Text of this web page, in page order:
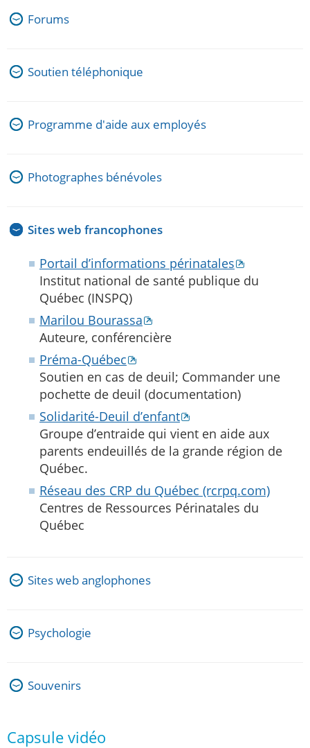
Forums
Soutien téléphonique
Programme d'aide aux employés
Photographes bénévoles
Sites web francophones
Portail d’informations périnatales
Institut national de santé publique du
Québec (INSPQ)
Marilou Bourassa
Auteure, conférencière
Préma-Québec
Soutien en cas de deuil; Commander une
pochette de deuil (documentation)
Solidarité-Deuil d’enfant
Groupe d’entraide qui vient en aide aux
parents endeuillés de la grande région de
Québec.
Réseau des CRP du Québec (rcrpq.com)
Centres de Ressources Périnatales du
Québec
Sites web anglophones
Psychologie
Souvenirs
Capsule vidéo